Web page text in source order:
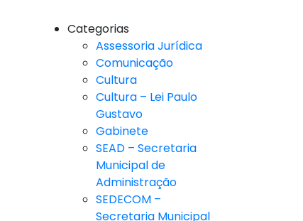
Categorias
Assessoria Jurídica
Comunicação
Cultura
Cultura – Lei Paulo
Gustavo
Gabinete
SEAD – Secretaria
Municipal de
Administração
SEDECOM –
Secretaria Municipal